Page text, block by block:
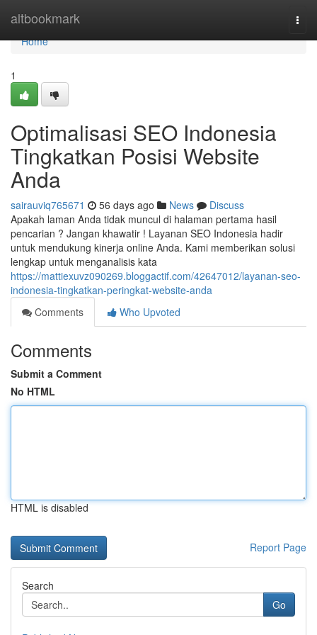
altbookmark
Home
Home
1
Optimalisasi SEO Indonesia
Tingkatkan Posisi Website
Anda
sairauviq765671 56 days ago News
Discuss
Apakah laman Anda tidak muncul di halaman pertama hasil
pencarian ? Jangan khawatir ! Layanan SEO Indonesia hadir
untuk mendukung kinerja online Anda. Kami memberikan solusi
lengkap untuk menganalisis kata
https://mattiexuvz090269.bloggactif.com/42647012/layanan-seo-
indonesia-tingkatkan-peringkat-website-anda
Comments
Who Upvoted
Comments
Submit a Comment
No HTML
HTML is disabled
Report Page
Search
Go